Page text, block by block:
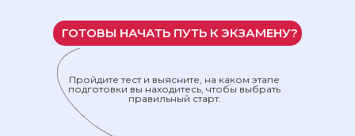
ГОТОВЫ НАЧАТЬ ПУТЬ К ЭКЗАМЕНУ?
Пройдите тест и выясните, на каком этапе
подготовки вы находитесь, чтобы выбрать
правильный старт.